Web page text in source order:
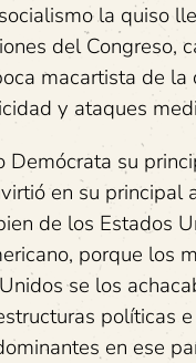
la quiso
del Congreso,
macartista de la
y ataques
Demócrata su
en su principal
de los Estados
porque los
se los
políticas e
en ese